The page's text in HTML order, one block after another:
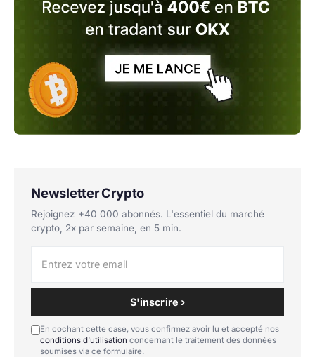
Newsletter Crypto
Rejoignez +40 000 abonnés. L'essentiel du marché
crypto, 2x par semaine, en 5 min.
S'inscrire ›
En cochant cette case, vous confirmez avoir lu et accepté nos
conditions d'utilisation concernant le traitement des données
soumises via ce formulaire.